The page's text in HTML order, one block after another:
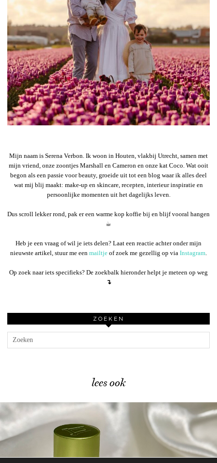
Mijn naam is Serena Verbon. Ik woon in Houten, vlakbij Utrecht, samen met
mijn vriend, onze zoontjes Marshall en Cameron en onze kat Coco. Wat ooit
begon als een passie voor beauty, groeide uit tot een blog waar ik alles deel
wat mij blij maakt: make-up en skincare, recepten, interieur inspiratie en
persoonlijke momenten uit het dagelijks leven.
Dus scroll lekker rond, pak er een warme kop koffie bij en blijf vooral hangen
☕︎
Heb je een vraag of wil je iets delen? Laat een reactie achter onder mijn
nieuwste artikel, stuur me een mailtje of zoek me gezellig op via Instagram.
Op zoek naar iets specifieks? De zoekbalk hieronder helpt je meteen op weg
↴
ZOEKEN
lees ook